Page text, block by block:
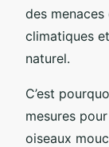
des
climatiques
naturel.
C’est
mesures
oiseaux